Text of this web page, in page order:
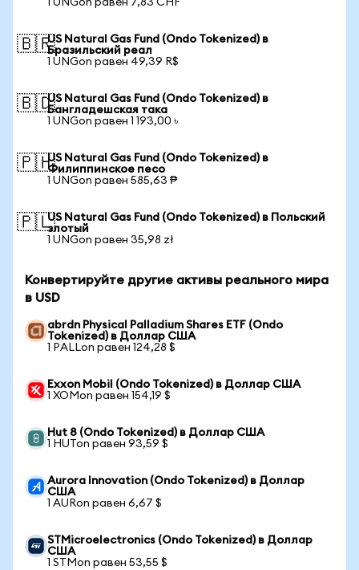
1 UNGon равен 7,83 CHF
🇧🇷US Natural Gas Fund (Ondo Tokenized) в
Бразильский реал
1 UNGon равен 49,39 R$
🇧🇩US Natural Gas Fund (Ondo Tokenized) в
Бангладешская така
1 UNGon равен 1 193,00 ৳
🇵🇭US Natural Gas Fund (Ondo Tokenized) в
Филиппинское песо
1 UNGon равен 585,63 ₱
🇵🇱US Natural Gas Fund (Ondo Tokenized) в Польский
злотый
1 UNGon равен 35,98 zł
Конвертируйте другие активы реального мира
в USD
abrdn Physical Palladium Shares ETF (Ondo
Tokenized) в Доллар США
1 PALLon равен 124,28 $
Exxon Mobil (Ondo Tokenized) в Доллар США
1 XOMon равен 154,19 $
Hut 8 (Ondo Tokenized) в Доллар США
1 HUTon равен 93,59 $
Aurora Innovation (Ondo Tokenized) в Доллар
США
1 AURon равен 6,67 $
STMicroelectronics (Ondo Tokenized) в Доллар
США
1 STMon равен 53,55 $